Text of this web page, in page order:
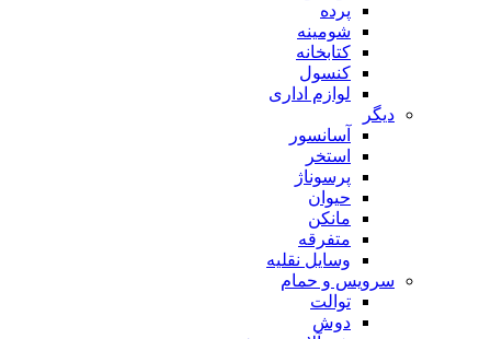
پرده
شومینه
کتابخانه
کنسول
لوازم اداری
دیگر
آسانسور
استخر
پرسوناژ
حیوان
مانکن
متفرقه
وسایل نقلیه
سرویس و حمام
توالت
دوش